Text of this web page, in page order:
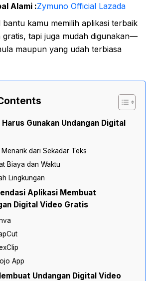
Alami :Zymuno Official Lazada
kamu memilih aplikasi terbaik
gratis, tapi juga mudah digunakan—
maupun yang udah terbiasa
Harus Gunakan Undangan Digital
Menarik dari Sekadar Teks
Biaya dan Waktu
Lingkungan
Aplikasi Membuat
Digital Video Gratis
App
Undangan Digital Video